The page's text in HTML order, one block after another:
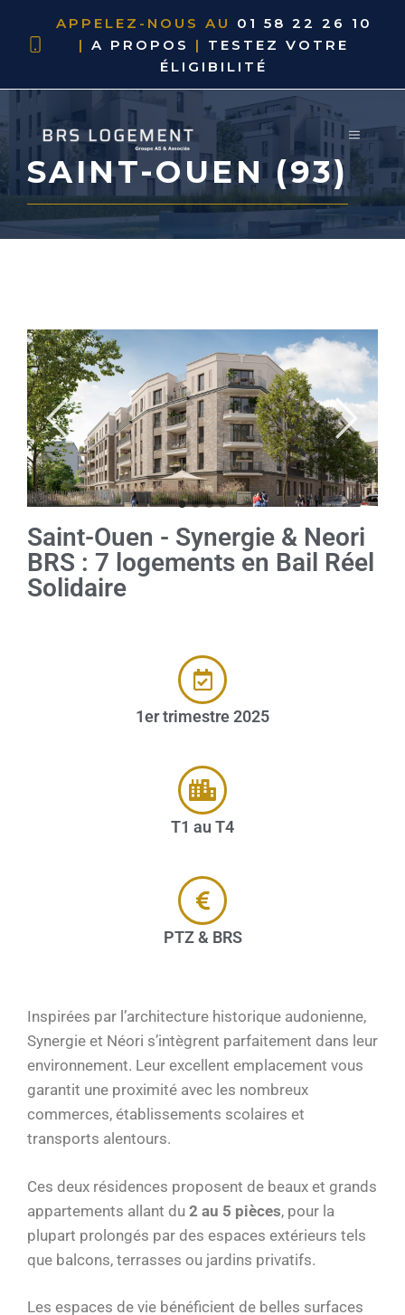
APPELEZ-NOUS AU 01 58 22 26 10
|A PROPOS | TESTEZ VOTRE
ÉLIGIBILITÉ
SAINT-OUEN (93)
Saint-Ouen - Synergie & Neori
BRS : 7 logements en Bail Réel
Solidaire
1er trimestre 2025
T1 au T4
PTZ & BRS
Inspirées par l’architecture historique audonienne,
Synergie et Néori s’intègrent parfaitement dans leur
environnement. Leur excellent emplacement vous
garantit une proximité avec les nombreux
commerces, établissements scolaires et
transports alentours.
Ces deux résidences proposent de beaux et grands
appartements allant du 2 au 5 pièces, pour la
plupart prolongés par des espaces extérieurs tels
que balcons, terrasses ou jardins privatifs.
Les espaces de vie bénéficient de belles surfaces